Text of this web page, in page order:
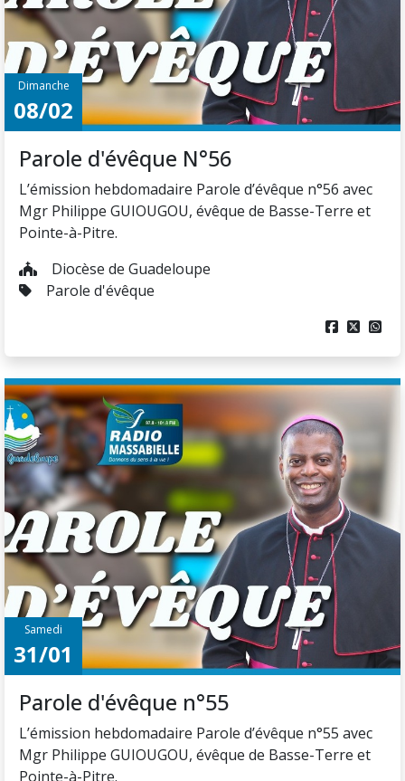
Dimanche
08/02
Parole d'évêque N°56
L’émission hebdomadaire Parole d’évêque n°56 avec
Mgr Philippe GUIOUGOU, évêque de Basse-Terre et
Pointe-à-Pitre.
Diocèse de Guadeloupe
Parole d'évêque
  
Samedi
31/01
Parole d'évêque n°55
L’émission hebdomadaire Parole d’évêque n°55 avec
Mgr Philippe GUIOUGOU, évêque de Basse-Terre et
Pointe-à-Pitre.